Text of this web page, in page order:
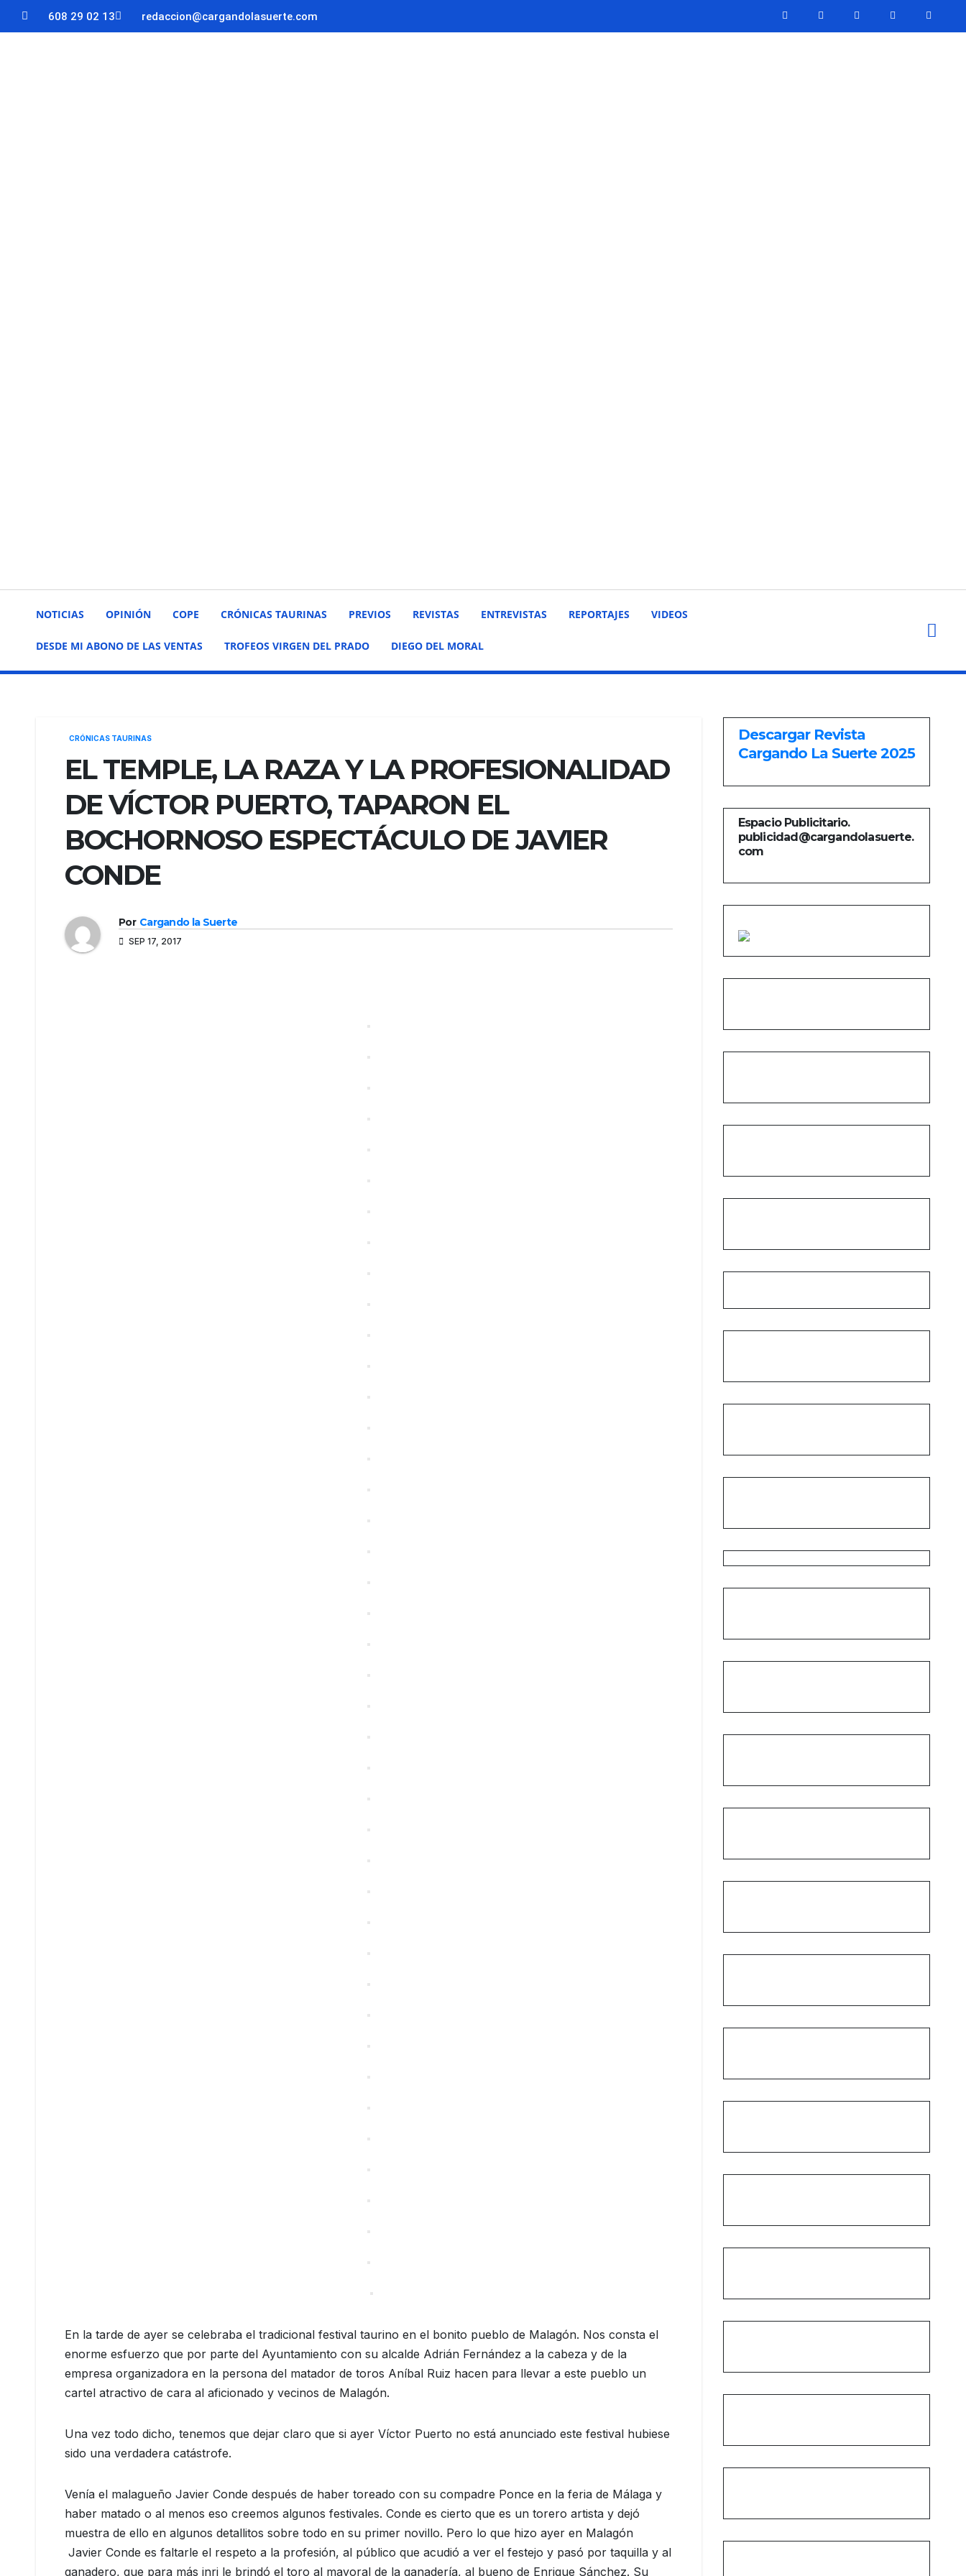
608 29 02 13 redaccion@cargandolasuerte.com
NOTICIAS OPINIÓN COPE CRÓNICAS TAURINAS PREVIOS REVISTAS ENTREVISTAS REPORTAJES VIDEOS
DESDE MI ABONO DE LAS VENTAS TROFEOS VIRGEN DEL PRADO DIEGO DEL MORAL
CRÓNICAS TAURINAS
EL TEMPLE, LA RAZA Y LA PROFESIONALIDAD
DE VÍCTOR PUERTO, TAPARON EL
BOCHORNOSO ESPECTÁCULO DE JAVIER
CONDE
Por Cargando la Suerte
SEP 17, 2017
En la tarde de ayer se celebraba el tradicional festival taurino en el bonito pueblo de Malagón. Nos consta el
enorme esfuerzo que por parte del Ayuntamiento con su alcalde Adrián Fernández a la cabeza y de la
empresa organizadora en la persona del matador de toros Aníbal Ruiz hacen para llevar a este pueblo un
cartel atractivo de cara al aficionado y vecinos de Malagón.
Una vez todo dicho, tenemos que dejar claro que si ayer Víctor Puerto no está anunciado este festival hubiese
sido una verdadera catástrofe.
Venía el malagueño Javier Conde después de haber toreado con su compadre Ponce en la feria de Málaga y
haber matado o al menos eso creemos algunos festivales. Conde es cierto que es un torero artista y dejó
muestra de ello en algunos detallitos sobre todo en su primer novillo. Pero lo que hizo ayer en Malagón
Javier Conde es faltarle el respeto a la profesión, al público que acudió a ver el festejo y pasó por taquilla y al
ganadero, que para más inri le brindó el toro al mayoral de la ganadería, al bueno de Enrique Sánchez. Su
Descargar Revista
Cargando La Suerte 2025
Espacio Publicitario.
publicidad@cargandolasuerte.
com